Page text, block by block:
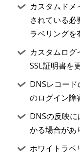
カスタムドメ
されている必
ラベリングを
カスタムログ
SSL証明書を
DNSレコー
のログイン障
DNSの反映
かる場合があ
ホワイトラベ